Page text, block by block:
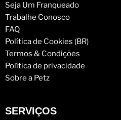
Seja Um Franqueado
Trabalhe Conosco
FAQ
Política de Cookies (BR)
Termos & Condições
Política de privacidade
Sobre a Petz
SERVIÇOS